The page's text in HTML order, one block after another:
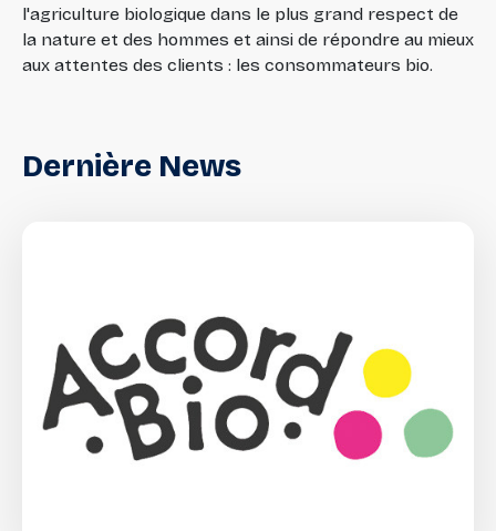
l'agriculture biologique dans le plus grand respect de
la nature et des hommes et ainsi de répondre au mieux
aux attentes des clients : les consommateurs bio.
Dernière News